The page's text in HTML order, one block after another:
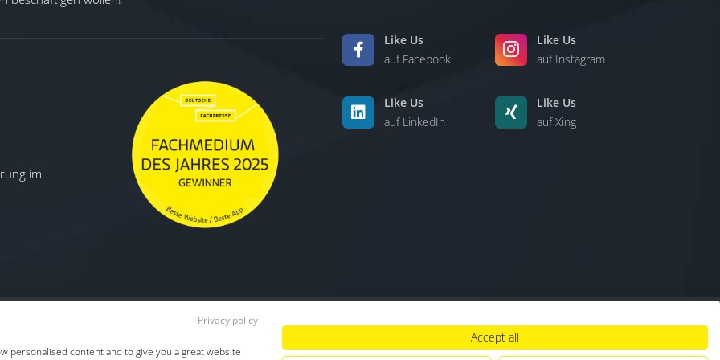
im
Like Us
auf Facebook
Like Us
auf Instagram
Like Us
auf LinkedIn
Like Us
auf Xing
Datenschutz Impressum Hinweisgebersystem
Privacy policy
personalised content and to give you a great website
Accept all